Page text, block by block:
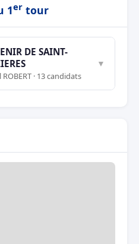
1er tour
DE SAINT-
· 13 candidats
▼